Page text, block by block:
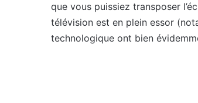
que vous puissiez transposer
télévision est en plein essor
technologique ont bien